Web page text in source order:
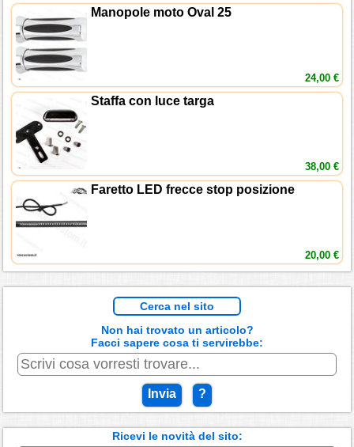
Manopole moto Oval 25
24,00 €
Staffa con luce targa
38,00 €
Faretto LED frecce stop posizione
20,00 €
Cerca nel sito
Non hai trovato un articolo?
Facci sapere cosa ti servirebbe:
Invia ?
Ricevi le novità del sito: